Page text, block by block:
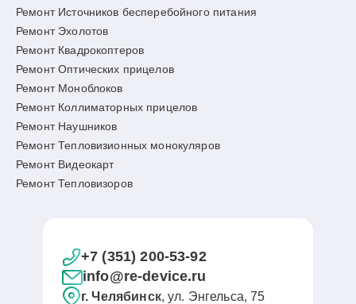
Ремонт Источников бесперебойного питания
Ремонт Эхолотов
Ремонт Квадрокоптеров
Ремонт Оптических прицелов
Ремонт Моноблоков
Ремонт Коллиматорных прицелов
Ремонт Наушников
Ремонт Тепловизионных монокуляров
Ремонт Видеокарт
Ремонт Тепловизоров
+7 (351) 200-53-92
info@re-device.ru
г. Челябинск, ул. Энгельса, 75